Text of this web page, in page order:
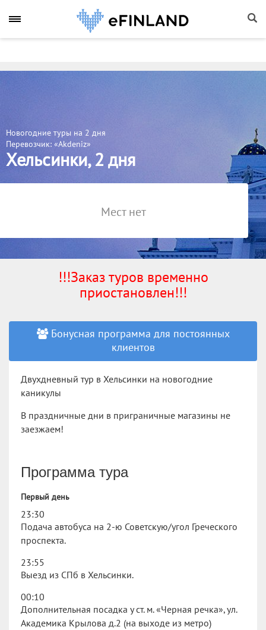
Новогодние туры на 2 дня
Перевозчик: «Akdeniz»
Хельсинки, 2 дня
Мест нет
!!!Заказ туров временно
приостановлен!!!
Бонусная программа для постоянных
клиентов
Двухдневный тур в Хельсинки на новогодние
каникулы
В праздничные дни в приграничные магазины не
заезжаем!
Программа тура
Первый день
23:30
Подача автобуса на 2-ю Советскую/угол Греческого
проспекта.
23:55
Выезд из СПб в Хельсинки.
00:10
Дополнительная посадка у ст. м. «Черная речка», ул.
Академика Крылова д.2 (на выходе из метро)